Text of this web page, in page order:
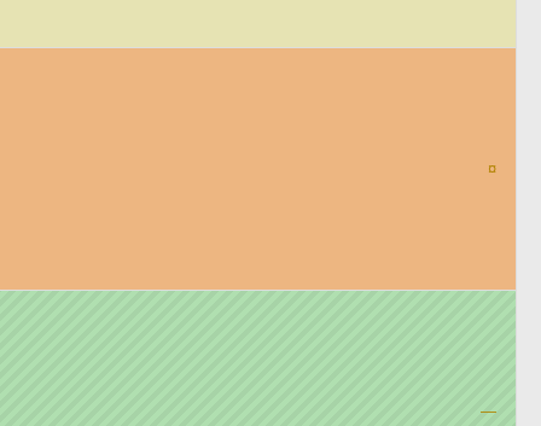
¤
—